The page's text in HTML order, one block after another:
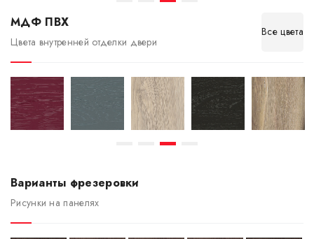
МДФ ПВХ
Цвета внутренней отделки двери
Все цвета
Варианты фрезеровки
Рисунки на панелях